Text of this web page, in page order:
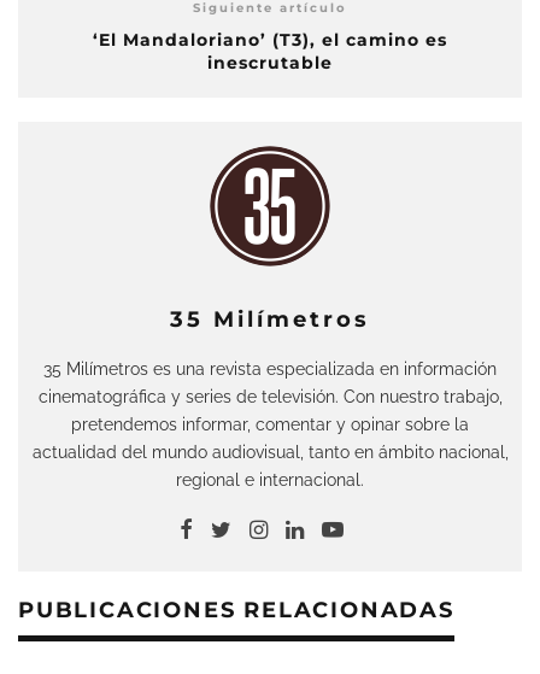
Siguiente artículo
‘El Mandaloriano’ (T3), el camino es
inescrutable
35 Milímetros
35 Milímetros es una revista especializada en información
cinematográfica y series de televisión. Con nuestro trabajo,
pretendemos informar, comentar y opinar sobre la
actualidad del mundo audiovisual, tanto en ámbito nacional,
regional e internacional.
PUBLICACIONES RELACIONADAS